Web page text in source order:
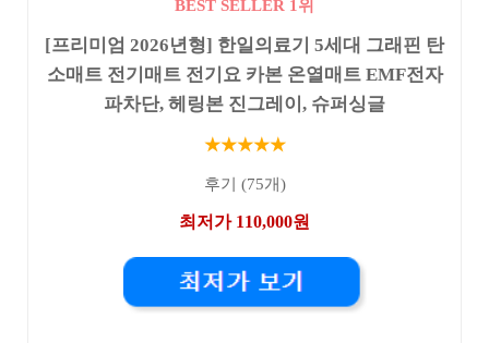
BEST SELLER 1위
[프리미엄 2026년형] 한일의료기 5세대 그래핀 탄
소매트 전기매트 전기요 카본 온열매트 EMF전자
파차단, 헤링본 진그레이, 슈퍼싱글
★★★★★
후기 (75개)
최저가 110,000원